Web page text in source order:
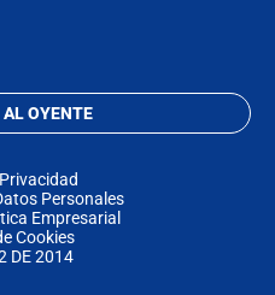
OYENTE
Personales
Empresarial
Cookies
DE 2014